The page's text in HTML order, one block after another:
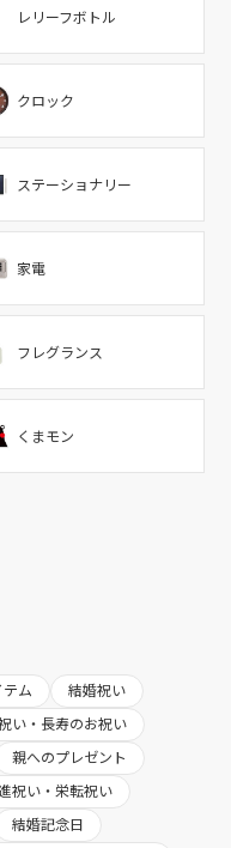
レリーフボトル
クロック
ステーショナリー
家電
フレグランス
くまモン
ム
結婚祝い
い・長寿のお祝い
親へのプレゼント
祝い・栄転祝い
結婚記念日